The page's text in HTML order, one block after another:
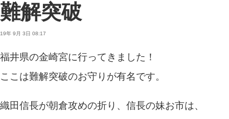
難解突破
19年 9月 3日 08:17
福井県の金崎宮に行ってきました！
ここは難解突破のお守りが有名です。
織田信長が朝倉攻めの折り、信長の妹お市は、